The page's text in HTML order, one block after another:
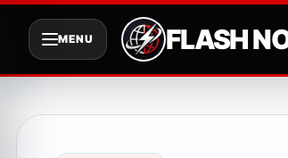
contenido
MENU FLASH